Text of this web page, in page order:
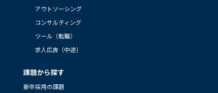
アウトソーシング
コンサルティング
ツール（転職）
求人広告（中途）
課題から探す
新卒採用の課題